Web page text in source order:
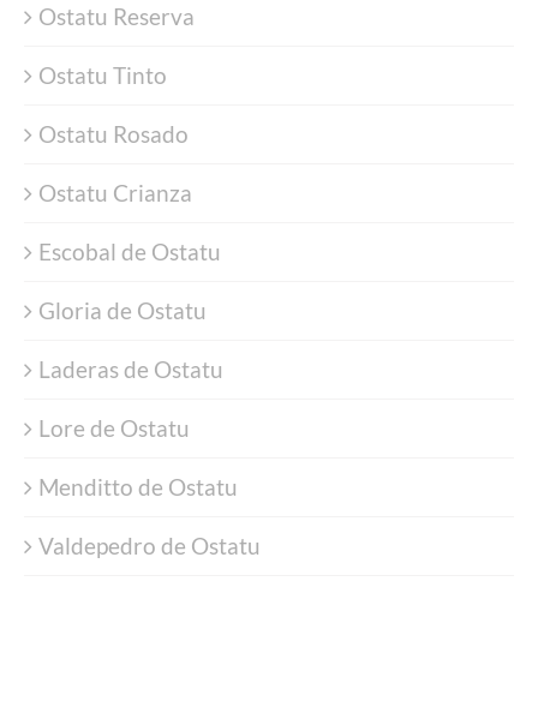
Ostatu Reserva
Ostatu Tinto
Ostatu Rosado
Ostatu Crianza
Escobal de Ostatu
Gloria de Ostatu
Laderas de Ostatu
Lore de Ostatu
Menditto de Ostatu
Valdepedro de Ostatu